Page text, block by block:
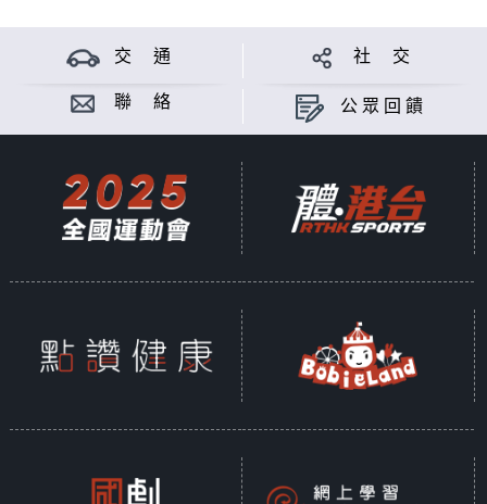
交 通 社 交
聯 絡 公眾回饋